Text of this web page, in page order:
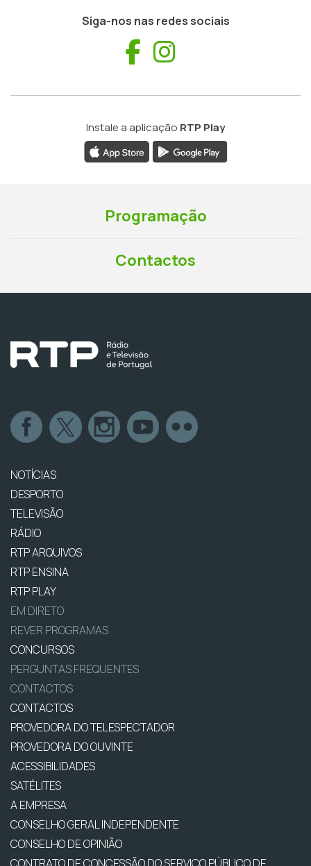
Siga-nos nas redes sociais
Facebook
Instale a aplicação RTP Play
Programação
Contactos
NOTÍCIAS
DESPORTO
TELEVISÃO
RÁDIO
RTP ARQUIVOS
RTP ENSINA
RTP PLAY
EM DIRETO
REVER PROGRAMAS
CONCURSOS
PERGUNTAS FREQUENTES
CONTACTOS
CONTACTOS
PROVEDORA DO TELESPECTADOR
PROVEDORA DO OUVINTE
ACESSIBILIDADES
SATÉLITES
A EMPRESA
CONSELHO GERAL INDEPENDENTE
CONSELHO DE OPINIÃO